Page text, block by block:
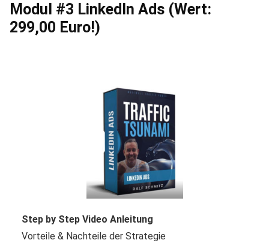
Modul #3 LinkedIn Ads (Wert:
299,00 Euro!)
Step by Step Video Anleitung
Vorteile & Nachteile der Strategie